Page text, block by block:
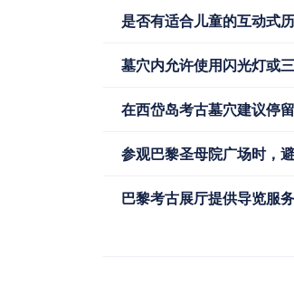
是否有适合儿童的互动式
墓穴内允许使用闪光灯或
在西岱岛考古墓穴建议停
参观巴黎圣母院广场时，
巴黎考古展厅提供导览服